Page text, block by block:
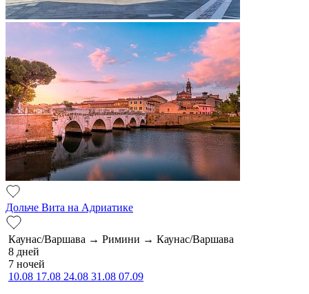
Дольче Вита на Адриатике
Каунас/Варшава → Римини → Каунас/Варшава
8 дней
7 ночей
10.08 17.08 24.08 31.08 07.09